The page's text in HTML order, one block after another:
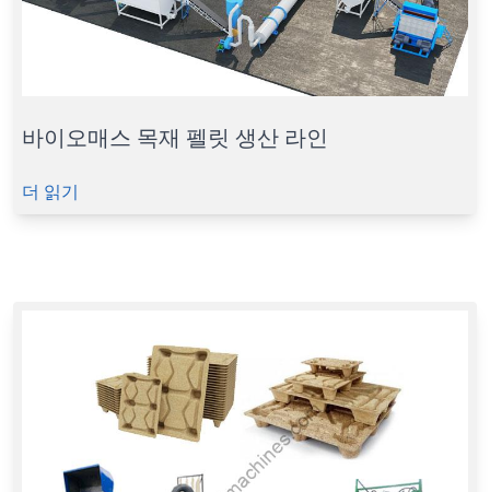
바이오매스 목재 펠릿 생산 라인
더 읽기